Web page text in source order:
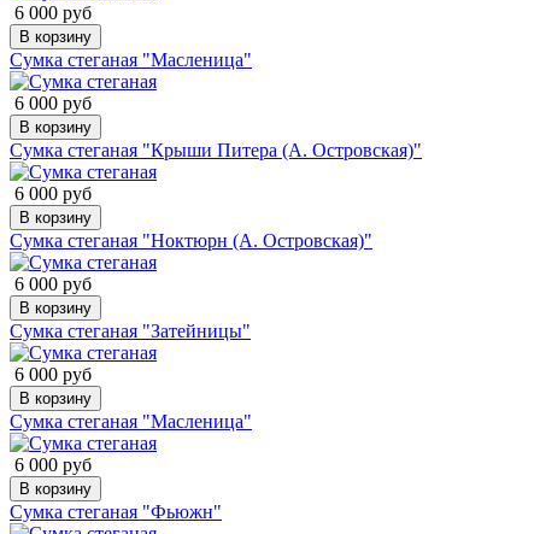
6 000 руб
В корзину
Сумка стеганая "Масленица"
6 000 руб
В корзину
Сумка стеганая "Крыши Питера (А. Островская)"
6 000 руб
В корзину
Сумка стеганая "Ноктюрн (А. Островская)"
6 000 руб
В корзину
Сумка стеганая "Затейницы"
6 000 руб
В корзину
Сумка стеганая "Масленица"
6 000 руб
В корзину
Сумка стеганая "Фьюжн"